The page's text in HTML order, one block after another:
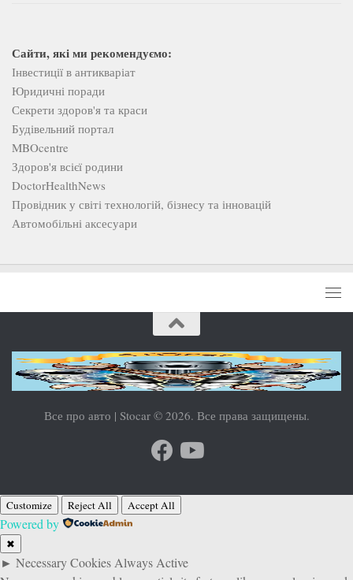
Сайти, які ми рекомендуємо:
Інвестиції в антикваріат
Юридичні поради
Секрети здоров'я та краси
Будівельний портал
MBOcentre
Здоров'я всієї родини
DoctorHealthNews
Провідник у світі технологій, бізнесу та інновацій
Автомобільні аксесуари
Все про авто | Stocar © 2026. Все права защищены.
Customize Reject All Accept All
Powered by
✖
► Necessary CookiesAlways Active